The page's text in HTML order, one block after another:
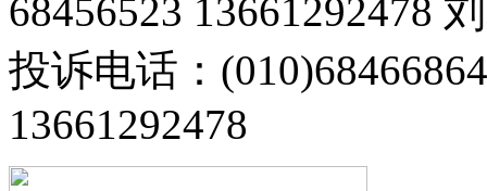
68456523 13661292478
投诉电话：
13661292478